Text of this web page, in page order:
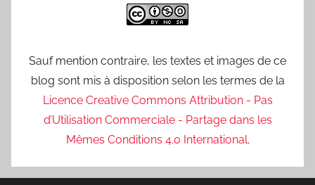
Sauf mention contraire, les textes et images de ce
blog sont mis à disposition selon les termes de la
Licence Creative Commons Attribution - Pas
d’Utilisation Commerciale - Partage dans les
Mêmes Conditions 4.0 International.